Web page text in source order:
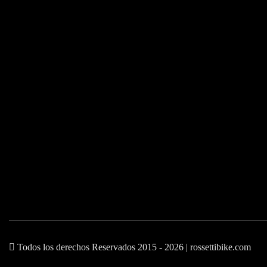
Todos los derechos Reservados 2015 - 2026 | rossettibike.com